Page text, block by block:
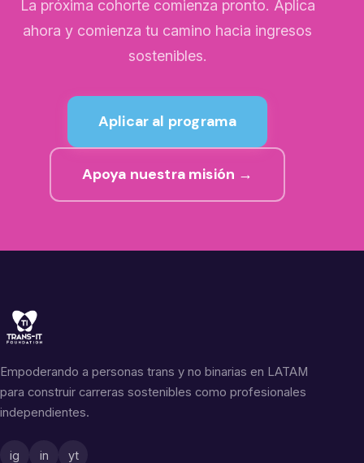
La próxima cohorte comienza pronto. Aplica
ahora y comienza tu camino hacia ingresos
sostenibles.
Aplicar al programa
Apoya nuestra misión →
Empoderando a personas trans y no binarias en LATAM
para construir carreras sostenibles como profesionales
independientes.
ig in yt